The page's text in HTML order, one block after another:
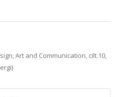
Art and Communication, cilt.10,